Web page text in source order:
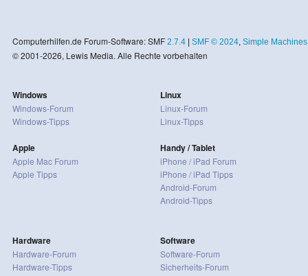
Computerhilfen.de Forum-Software: SMF 2.7.4| SMF © 2024, Simple Machines
© 2001-2026, Lewis Media. Alle Rechte vorbehalten
Windows
Windows-Forum
Windows-Tipps
Apple
Apple Mac Forum
Apple Tipps
Linux
Linux-Forum
Linux-Tipps
Handy / Tablet
iPhone / iPad Forum
iPhone / iPad Tipps
Android-Forum
Android-Tipps
Hardware
Hardware-Forum
Hardware-Tipps
Software
Software-Forum
Sicherheits-Forum